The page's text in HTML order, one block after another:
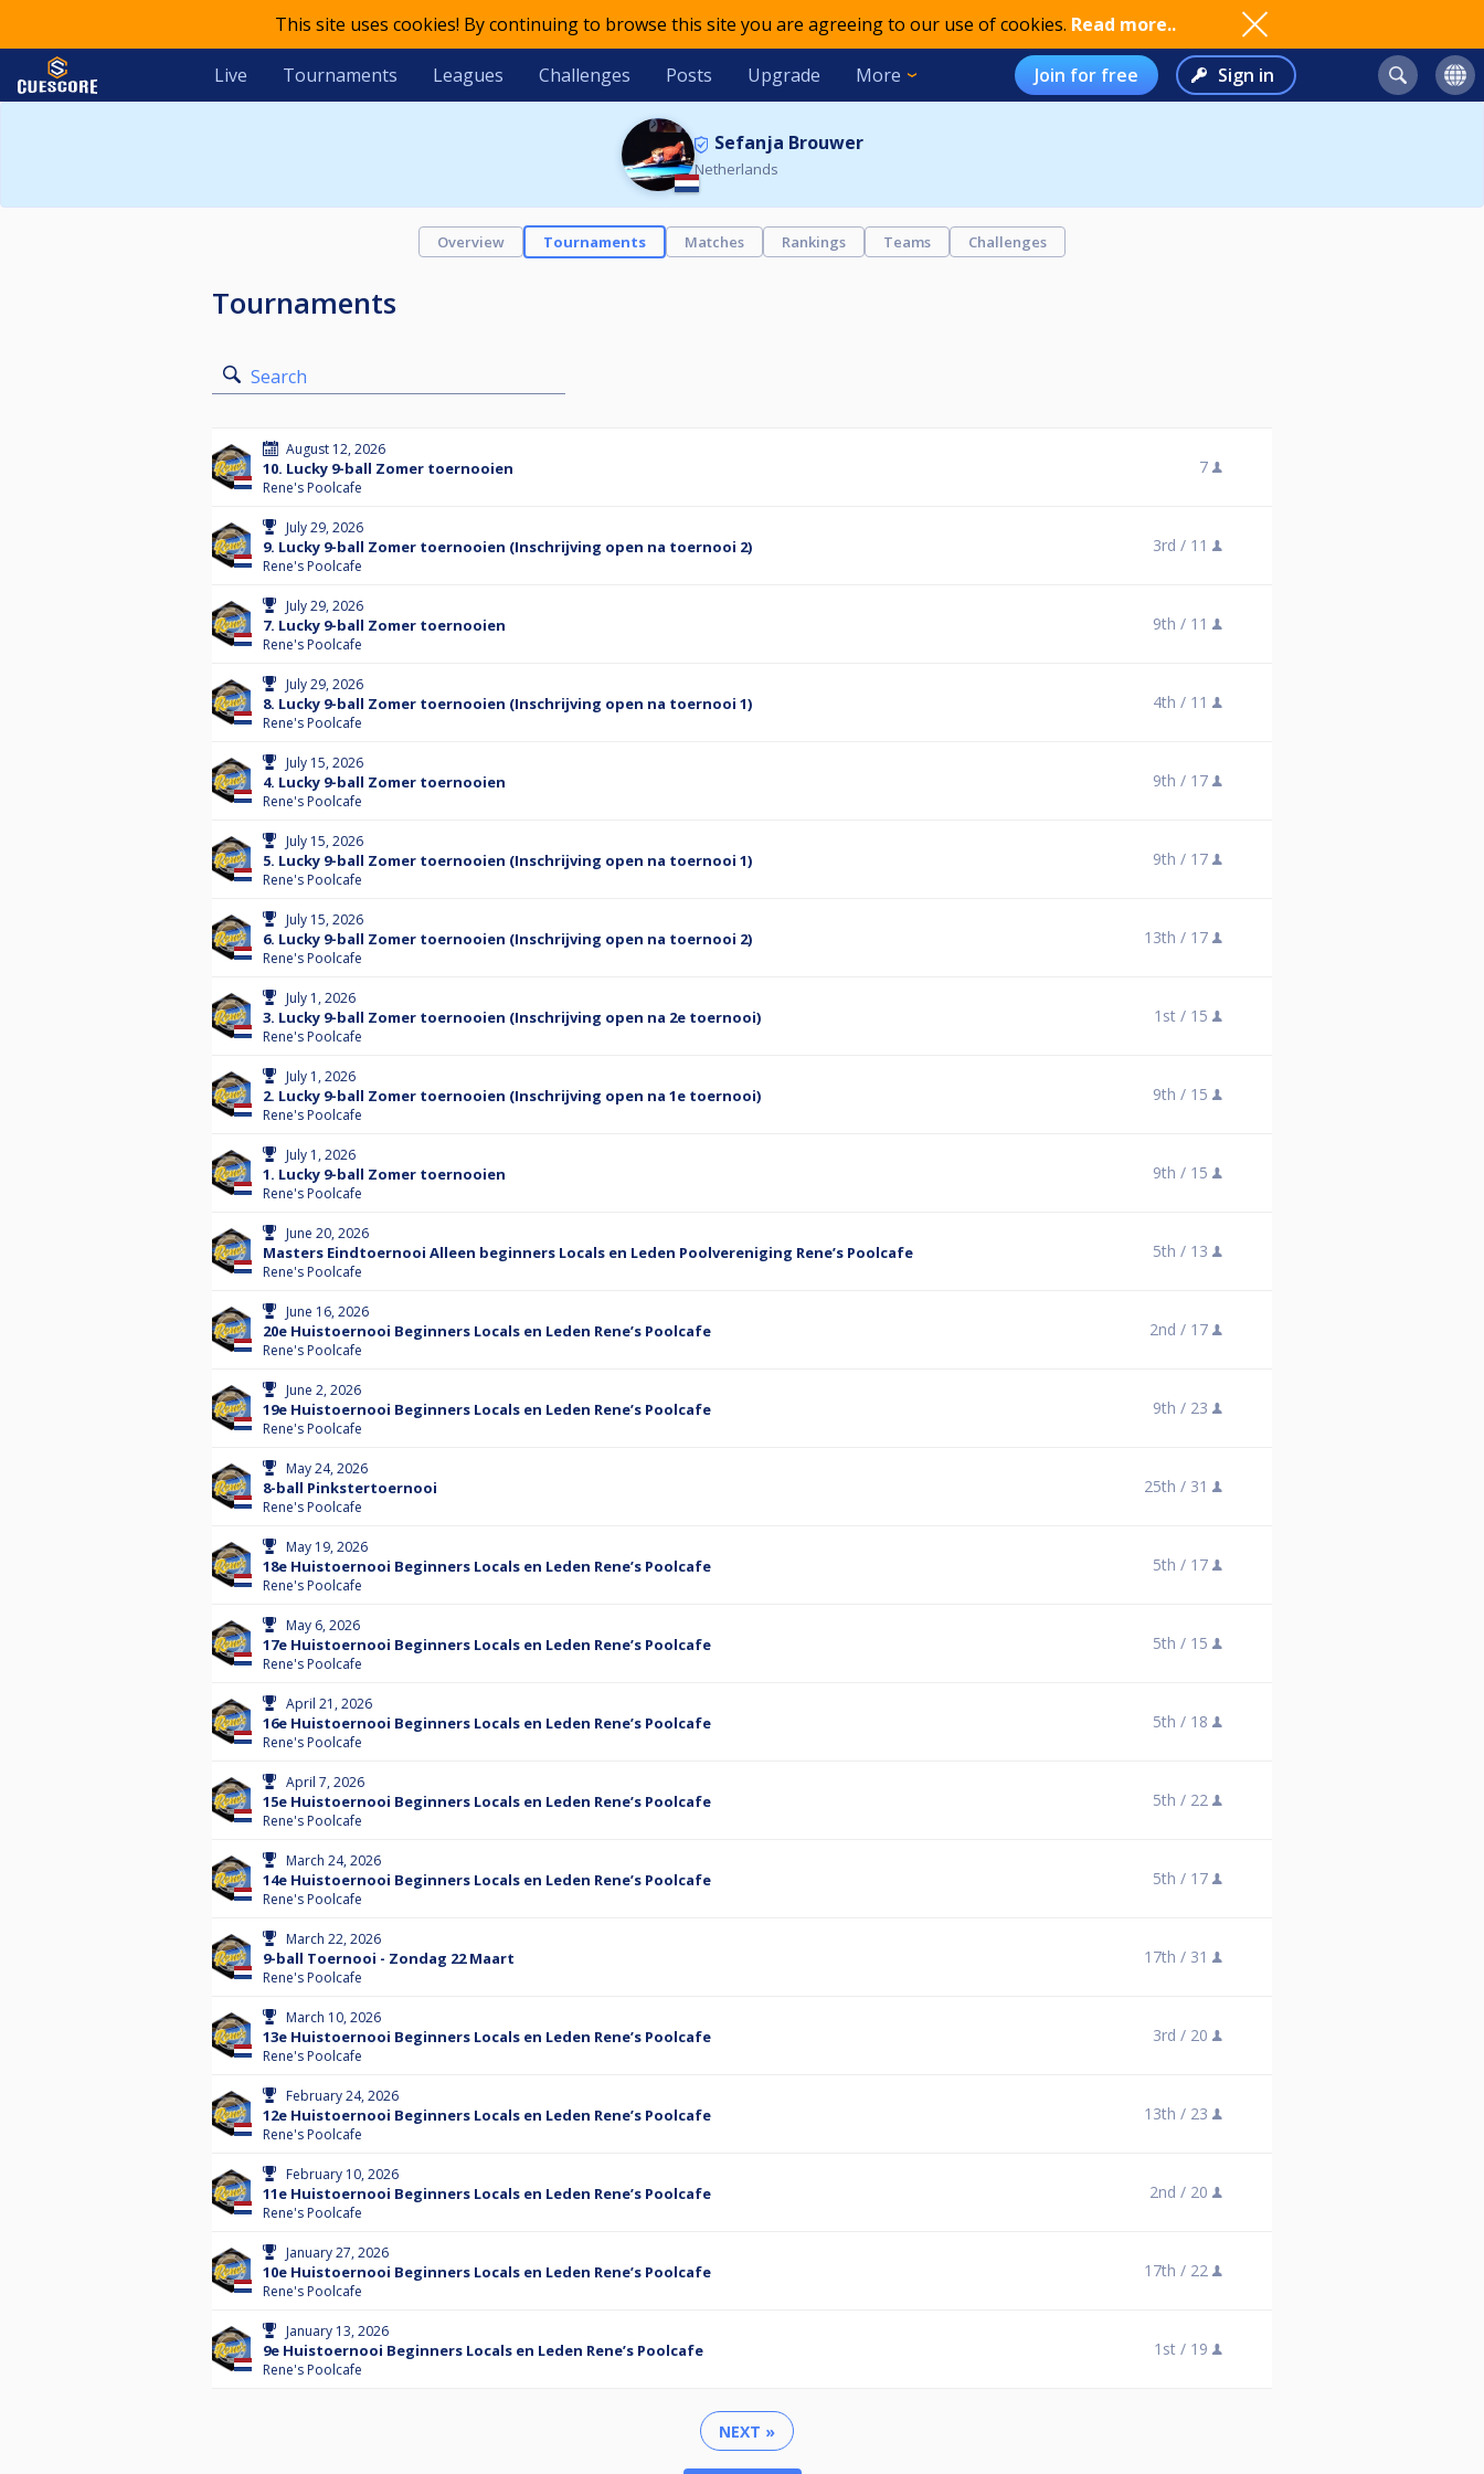
This site uses cookies! By continuing to browse this site you are agreeing to our use of cookies. Read more..
Live Tournaments Leagues Challenges Posts Upgrade More Join for free Sign in
Sefanja Brouwer
Netherlands
Overview Tournaments Matches Rankings Teams Challenges
Tournaments
Search
August 12, 2026
10. Lucky 9-ball Zomer toernooien
Rene's Poolcafe
7
July 29, 2026
9. Lucky 9-ball Zomer toernooien (Inschrijving open na toernooi 2)
Rene's Poolcafe
3rd / 11
July 29, 2026
7. Lucky 9-ball Zomer toernooien
Rene's Poolcafe
9th / 11
July 29, 2026
8. Lucky 9-ball Zomer toernooien (Inschrijving open na toernooi 1)
Rene's Poolcafe
4th / 11
July 15, 2026
4. Lucky 9-ball Zomer toernooien
Rene's Poolcafe
9th / 17
July 15, 2026
5. Lucky 9-ball Zomer toernooien (Inschrijving open na toernooi 1)
Rene's Poolcafe
9th / 17
July 15, 2026
6. Lucky 9-ball Zomer toernooien (Inschrijving open na toernooi 2)
Rene's Poolcafe
13th / 17
July 1, 2026
3. Lucky 9-ball Zomer toernooien (Inschrijving open na 2e toernooi)
Rene's Poolcafe
1st / 15
July 1, 2026
2. Lucky 9-ball Zomer toernooien (Inschrijving open na 1e toernooi)
Rene's Poolcafe
9th / 15
July 1, 2026
1. Lucky 9-ball Zomer toernooien
Rene's Poolcafe
9th / 15
June 20, 2026
Masters Eindtoernooi Alleen beginners Locals en Leden Poolvereniging Rene’s Poolcafe
Rene's Poolcafe
5th / 13
June 16, 2026
20e Huistoernooi Beginners Locals en Leden Rene’s Poolcafe
Rene's Poolcafe
2nd / 17
June 2, 2026
19e Huistoernooi Beginners Locals en Leden Rene’s Poolcafe
Rene's Poolcafe
9th / 23
May 24, 2026
8-ball Pinkstertoernooi
Rene's Poolcafe
25th / 31
May 19, 2026
18e Huistoernooi Beginners Locals en Leden Rene’s Poolcafe
Rene's Poolcafe
5th / 17
May 6, 2026
17e Huistoernooi Beginners Locals en Leden Rene’s Poolcafe
Rene's Poolcafe
5th / 15
April 21, 2026
16e Huistoernooi Beginners Locals en Leden Rene’s Poolcafe
Rene's Poolcafe
5th / 18
April 7, 2026
15e Huistoernooi Beginners Locals en Leden Rene’s Poolcafe
Rene's Poolcafe
5th / 22
March 24, 2026
14e Huistoernooi Beginners Locals en Leden Rene’s Poolcafe
Rene's Poolcafe
5th / 17
March 22, 2026
9-ball Toernooi - Zondag 22 Maart
Rene's Poolcafe
17th / 31
March 10, 2026
13e Huistoernooi Beginners Locals en Leden Rene’s Poolcafe
Rene's Poolcafe
3rd / 20
February 24, 2026
12e Huistoernooi Beginners Locals en Leden Rene’s Poolcafe
Rene's Poolcafe
13th / 23
February 10, 2026
11e Huistoernooi Beginners Locals en Leden Rene’s Poolcafe
Rene's Poolcafe
2nd / 20
January 27, 2026
10e Huistoernooi Beginners Locals en Leden Rene’s Poolcafe
Rene's Poolcafe
17th / 22
January 13, 2026
9e Huistoernooi Beginners Locals en Leden Rene’s Poolcafe
Rene's Poolcafe
1st / 19
NEXT »